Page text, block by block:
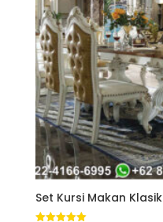
Set Kursi Makan Klasik